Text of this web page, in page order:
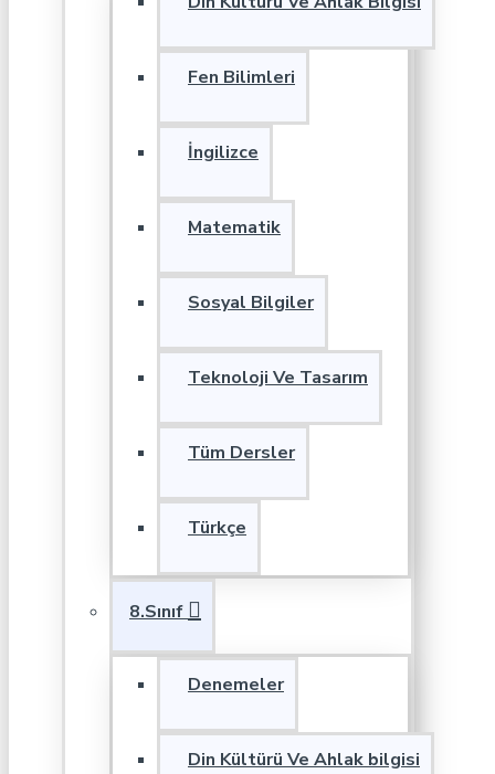
Fen Bilimleri
İngilizce
Matematik
Sosyal Bilgiler
Teknoloji Ve Tasarım
Tüm Dersler
Türkçe
8.Sınıf
Denemeler
Din Kültürü Ve Ahlak bilgisi